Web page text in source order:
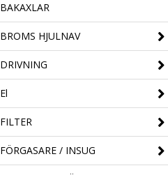
BAKAXLAR
BROMS HJULNAV
DRIVNING
El
FILTER
FÖRGASARE / INSUG